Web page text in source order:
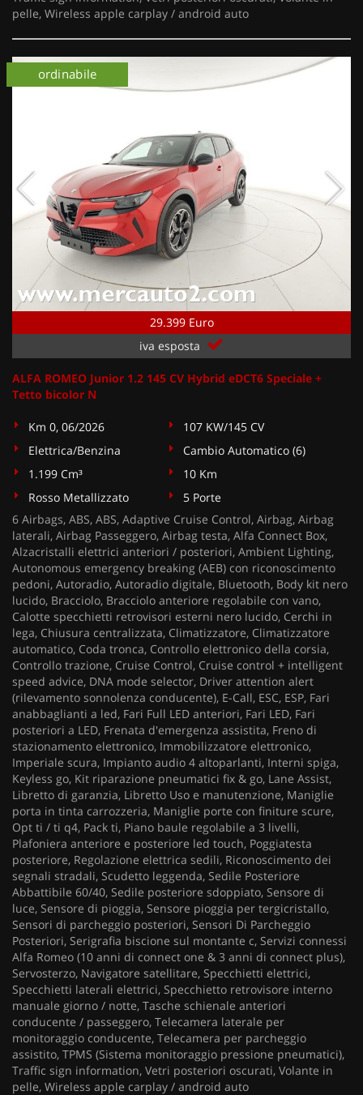
pelle, Wireless apple carplay / android auto
29.399 Euro
iva esposta
km 0
ALFA ROMEO Junior 1.2 145 CV Hybrid eDCT6 Speciale +
Tetto bicolor N
Km 0, 06/2026
107 KW/145 CV
Elettrica/Benzina
Cambio Automatico (6)
1.199 Cm³
10 Km
Rosso Metallizzato
5 Porte
6 Airbags, ABS, ABS, Adaptive Cruise Control, Airbag, Airbag
laterali, Airbag Passeggero, Airbag testa, Alfa Connect Box,
Alzacristalli elettrici anteriori / posteriori, Ambient Lighting,
Autonomous emergency breaking (AEB) con riconoscimento
pedoni, Autoradio, Autoradio digitale, Bluetooth, Body kit nero
lucido, Bracciolo, Bracciolo anteriore regolabile con vano,
Calotte specchietti retrovisori esterni nero lucido, Cerchi in
lega, Chiusura centralizzata, Climatizzatore, Climatizzatore
automatico, Coda tronca, Controllo elettronico della corsia,
Controllo trazione, Cruise Control, Cruise control + intelligent
speed advice, DNA mode selector, Driver attention alert
(rilevamento sonnolenza conducente), E-Call, ESC, ESP, Fari
anabbaglianti a led, Fari Full LED anteriori, Fari LED, Fari
posteriori a LED, Frenata d'emergenza assistita, Freno di
stazionamento elettronico, Immobilizzatore elettronico,
Imperiale scura, Impianto audio 4 altoparlanti, Interni spiga,
Keyless go, Kit riparazione pneumatici fix & go, Lane Assist,
Libretto di garanzia, Libretto Uso e manutenzione, Maniglie
porta in tinta carrozzeria, Maniglie porte con finiture scure,
Opt ti / ti q4, Pack ti, Piano baule regolabile a 3 livelli,
Plafoniera anteriore e posteriore led touch, Poggiatesta
posteriore, Regolazione elettrica sedili, Riconoscimento dei
segnali stradali, Scudetto leggenda, Sedile Posteriore
Abbattibile 60/40, Sedile posteriore sdoppiato, Sensore di
luce, Sensore di pioggia, Sensore pioggia per tergicristallo,
Sensori di parcheggio posteriori, Sensori Di Parcheggio
Posteriori, Serigrafia biscione sul montante c, Servizi connessi
Alfa Romeo (10 anni di connect one & 3 anni di connect plus),
Servosterzo, Navigatore satellitare, Specchietti elettrici,
Specchietti laterali elettrici, Specchietto retrovisore interno
manuale giorno / notte, Tasche schienale anteriori
conducente / passeggero, Telecamera laterale per
monitoraggio conducente, Telecamera per parcheggio
assistito, TPMS (Sistema monitoraggio pressione pneumatici),
Traffic sign information, Vetri posteriori oscurati, Volante in
pelle, Wireless apple carplay / android auto